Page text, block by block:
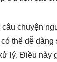
câu chuyện
thể dễ
lý. Điều này